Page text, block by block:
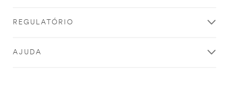
REGULATÓRIO
AJUDA